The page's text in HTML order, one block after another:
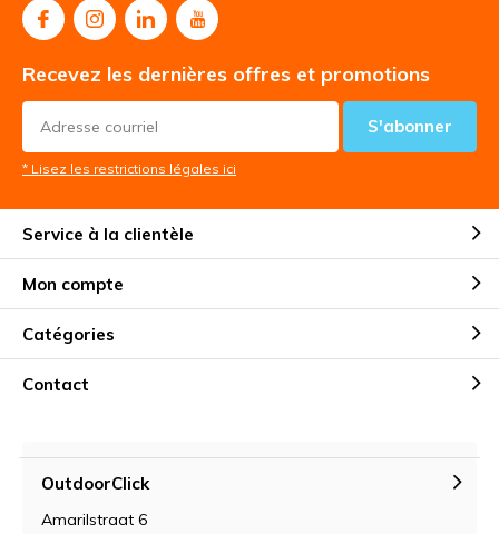
Recevez les dernières offres et promotions
S'abonner
* Lisez les restrictions légales ici
Service à la clientèle
Mon compte
Catégories
Contact
OutdoorClick
Amarilstraat 6